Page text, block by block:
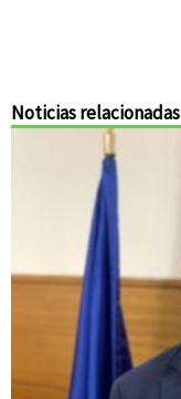
Noticias relacionadas